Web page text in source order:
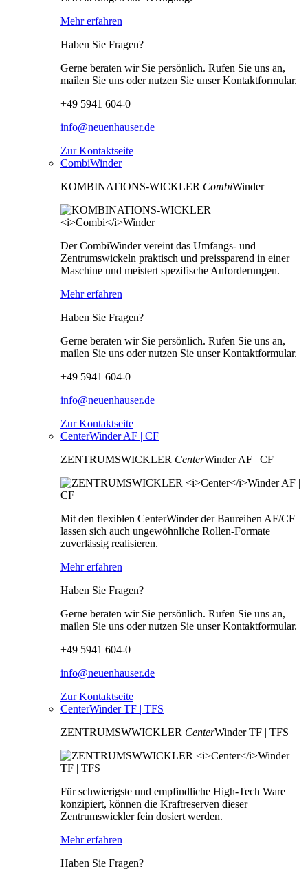
Mehr erfahren
Haben Sie Fragen?
Gerne beraten wir Sie persönlich. Rufen Sie uns an,
mailen Sie uns oder nutzen Sie unser Kontaktformular.
+49 5941 604-0
info@neuenhauser.de
Zur Kontaktseite
CombiWinder
KOMBINATIONS-WICKLER CombiWinder
Der CombiWinder vereint das Umfangs- und
Zentrumswickeln praktisch und preissparend in einer
Maschine und meistert spezifische Anforderungen.
Mehr erfahren
Haben Sie Fragen?
Gerne beraten wir Sie persönlich. Rufen Sie uns an,
mailen Sie uns oder nutzen Sie unser Kontaktformular.
+49 5941 604-0
info@neuenhauser.de
Zur Kontaktseite
CenterWinder AF | CF
ZENTRUMSWICKLER CenterWinder AF | CF
Mit den flexiblen CenterWinder der Baureihen AF/CF
lassen sich auch ungewöhnliche Rollen-Formate
zuverlässig realisieren.
Mehr erfahren
Haben Sie Fragen?
Gerne beraten wir Sie persönlich. Rufen Sie uns an,
mailen Sie uns oder nutzen Sie unser Kontaktformular.
+49 5941 604-0
info@neuenhauser.de
Zur Kontaktseite
CenterWinder TF | TFS
ZENTRUMSWWICKLER CenterWinder TF | TFS
Für schwierigste und empfindliche High-Tech Ware
konzipiert, können die Kraftreserven dieser
Zentrumswickler fein dosiert werden.
Mehr erfahren
Haben Sie Fragen?